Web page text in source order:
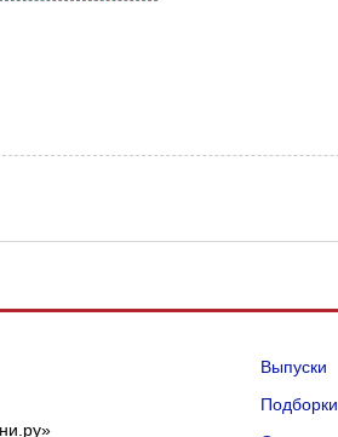
Выпуски
Подборки